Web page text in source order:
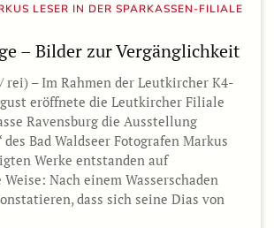
LESER IN DER SPARKASSEN-FILIALE
– Bilder zur Vergänglichkeit
rei) – Im Rahmen der Leutkircher K4-
eröffnete die Leutkircher Filiale
Ravensburg die Ausstellung
des Bad Waldseer Fotografen Markus
Werke entstanden auf
Nach einem Wasserschaden
dass sich seine Dias von